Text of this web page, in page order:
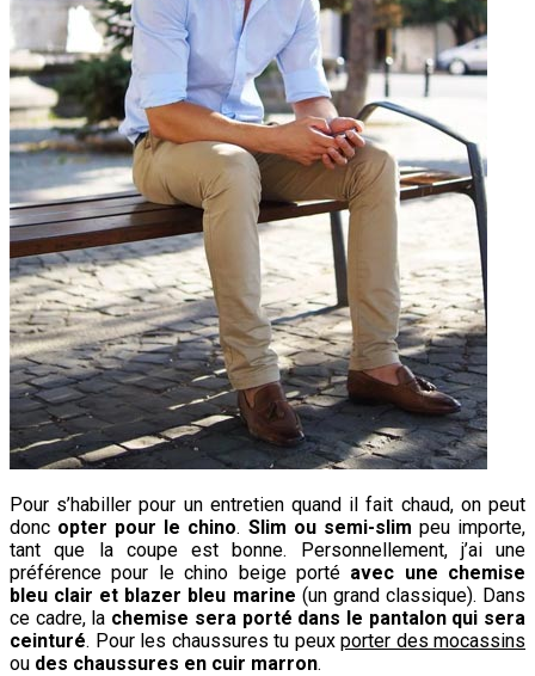
Pour s’habiller pour un entretien quand il fait chaud, on peut
donc opter pour le chino. Slim ou semi-slim peu importe,
tant que la coupe est bonne. Personnellement, j’ai une
préférence pour le chino beige porté avec une chemise
bleu clair et blazer bleu marine (un grand classique). Dans
ce cadre, la chemise sera porté dans le pantalon qui sera
ceinturé. Pour les chaussures tu peux porter des mocassins
ou des chaussures en cuir marron.